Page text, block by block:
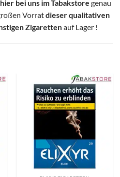
hier bei uns im Tabakstore genau
Vorratdieser qualitativen
Zigarettenauf Lager !